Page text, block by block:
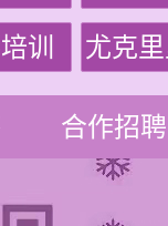
训 尤克
合作招聘